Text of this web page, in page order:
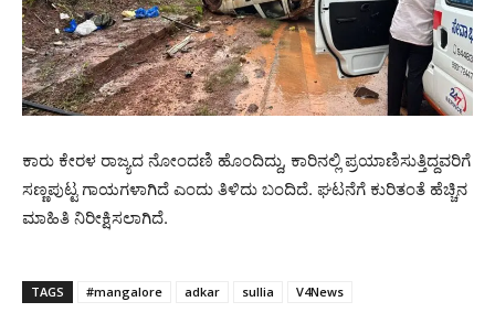
ಕಾರು ಕೇರಳ ರಾಜ್ಯದ ನೋಂದಣಿ ಹೊಂದಿದ್ದು, ಕಾರಿನಲ್ಲಿ ಪ್ರಯಾಣಿಸುತ್ತಿದ್ದವರಿಗೆ
ಸಣ್ಣಪುಟ್ಟ ಗಾಯಗಳಾಗಿದೆ ಎಂದು ತಿಳಿದು ಬಂದಿದೆ. ಘಟನೆಗೆ ಕುರಿತಂತೆ ಹೆಚ್ಚಿನ
ಮಾಹಿತಿ ನಿರೀಕ್ಷಿಸಲಾಗಿದೆ.
TAGS #mangalore adkar sullia V4News